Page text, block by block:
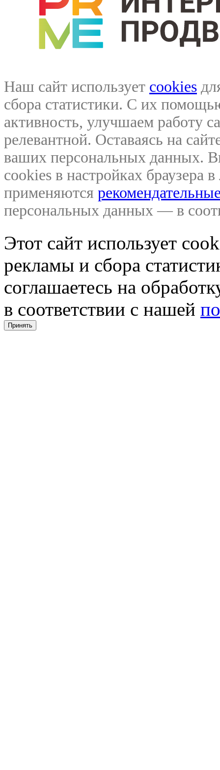
Наш сайт использует cookies
сбора статистики. С их
активность, улучшаем работу
релевантной. Оставаясь на
ваших персональных данных.
cookies в настройках браузера
применяются
персональных данных — в
Этот сайт использует
рекламы и сбора
соглашаетесь на
в соответствии с нашей
Принять